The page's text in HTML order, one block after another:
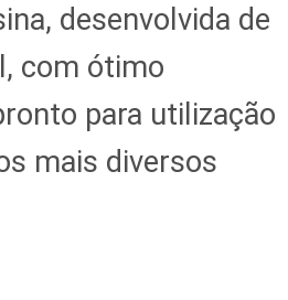
desenvolvida de
com ótimo
para utilização
mais diversos